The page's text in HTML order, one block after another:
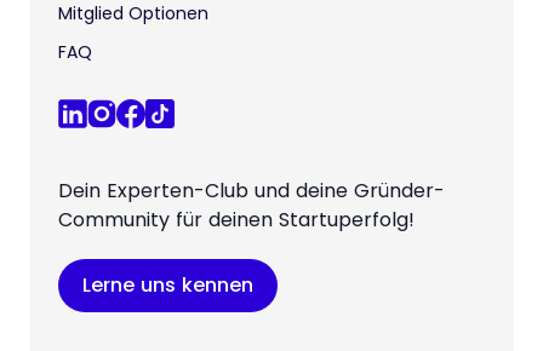
Mitglied Optionen
FAQ
Dein Experten-Club und deine Gründer-
Community für deinen Startuperfolg!
Lerne uns kennen